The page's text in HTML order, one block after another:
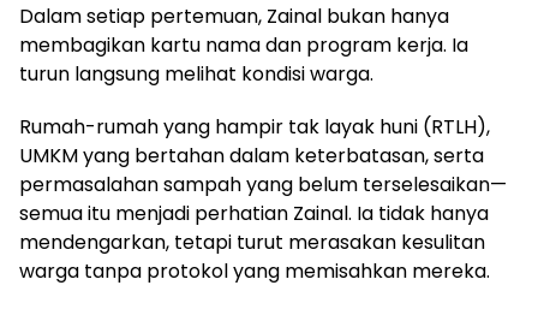
Dalam setiap pertemuan, Zainal bukan hanya
membagikan kartu nama dan program kerja. Ia
turun langsung melihat kondisi warga.
Rumah-rumah yang hampir tak layak huni (RTLH),
UMKM yang bertahan dalam keterbatasan, serta
permasalahan sampah yang belum terselesaikan—
semua itu menjadi perhatian Zainal. Ia tidak hanya
mendengarkan, tetapi turut merasakan kesulitan
warga tanpa protokol yang memisahkan mereka.